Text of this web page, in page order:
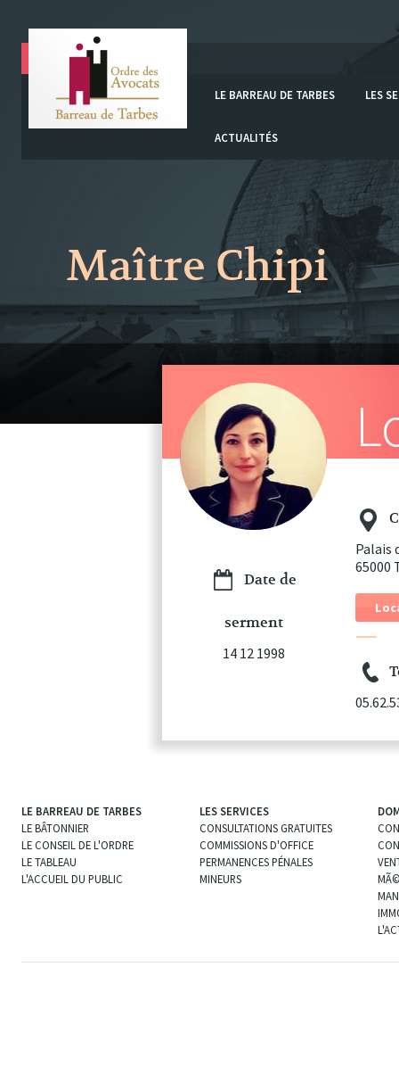
LE BARREAU DE TARBES LES
ACTUALITÉS
Maître Chipi
Date de
serment
14 12 1998
Palais
65000
LE BARREAU DE TARBES
LE BÂTONNIER
LE CONSEIL DE L'ORDRE
LE TABLEAU
L'ACCUEIL DU PUBLIC
LES SERVICES
CONSULTATIONS GRATUITES
COMMISSIONS D'OFFICE
PERMANENCES PÉNALES
MINEURS